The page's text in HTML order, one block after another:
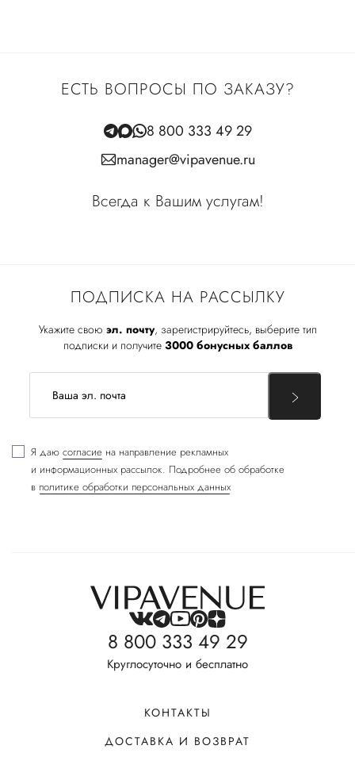
ПОДПИСКА НА РАССЫЛКУ
Укажите свою эл. почту, зарегистрируйтесь, выберите тип
подписки и получите 3000 бонусных баллов
Я даю согласие на направление рекламных
и информационных рассылок. Подробнее об обработке
в политике обработки персональных данных
ЕСТЬ ВОПРОСЫ ПО ЗАКАЗУ?
8 800 333 49 29
manager@vipavenue.ru
Всегда к Вашим услугам!
8 800 333 49 29
Круглосуточно и бесплатно
КОНТАКТЫ
ДОСТАВКА И ВОЗВРАТ